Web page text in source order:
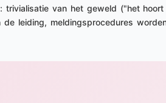
trivialisatie van het geweld ("het
leiding, meldingsprocedures